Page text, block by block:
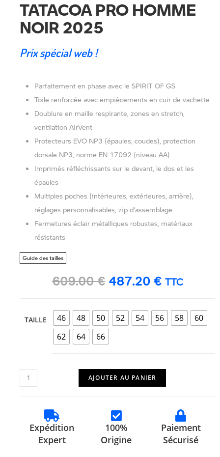
TATACOA PRO HOMME
NOIR 2025
Prix spécial web !
Parfaitement en phase avec le SPIRIT OF GS
Toile renforcée avec empiècements en cuir de vachette
Doublure en maille respirante, zones en stretch,
ventilation AirVent
Protecteurs EVO NP3 (épaules, coudes), protection
dorsale NP3, norme EN 17092 (niveau AA)
Imprimés réfléchissants sur le devant, le dos et les
épaules
Multiples poches (intérieures, extérieures, arrière),
réglages personnalisables, zip d’assemblage
Fermetures éclair métalliques robustes, matériaux
résistants
Guide des tailles
609.00€ 487.20 € TTC
TAILLE 46 48 50 52 54 56 58
60
62
64 66
AJOUTER AU PANIER
Expédition
Expert
100%
Origine
Paiement
Sécurisé